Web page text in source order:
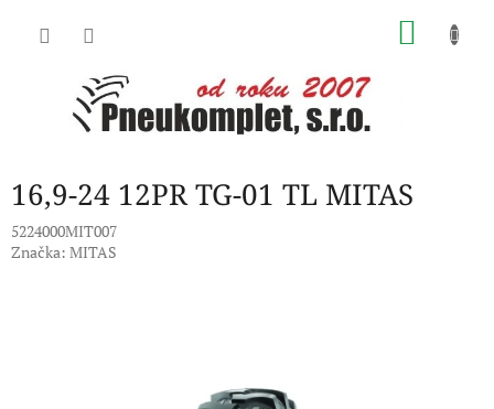
16,9-24 12PR TG-01 TL MITAS
5224000MIT007
Značka: MITAS